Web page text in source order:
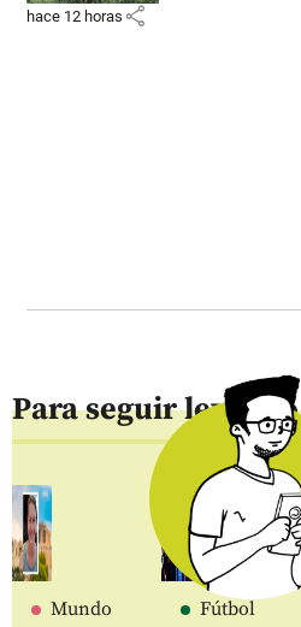
hace 12 horas share
Para seguir leyendo
Mundo Fútbol